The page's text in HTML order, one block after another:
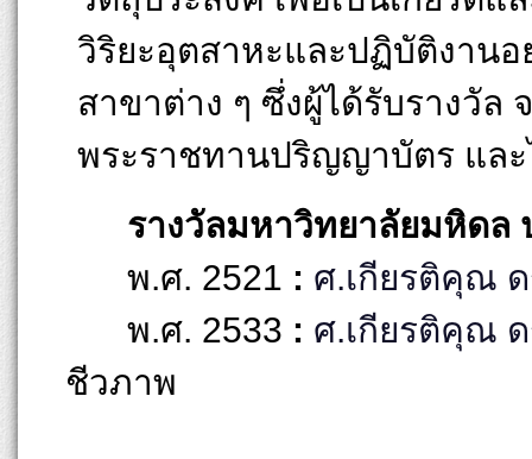
วิริยะอุตสาหะและปฏิบัติงาน
สาขาต่าง ๆ ซึ่งผู้ได้รับรางวัล
พระราชทานปริญญาบัตร และ
รางวัลมหาวิทยาลัยมหิดล
พ.ศ. 2521 : ศ.เกียรติคุณ
พ.ศ. 2533 : ศ.เกียรติคุณ
ชีวภาพ